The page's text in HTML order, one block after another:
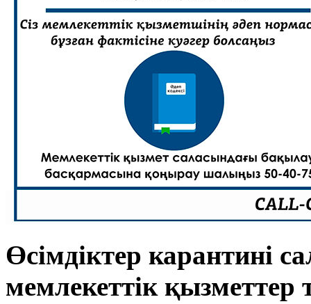
Өсімдіктер карантині
мемлекеттік қызметтер